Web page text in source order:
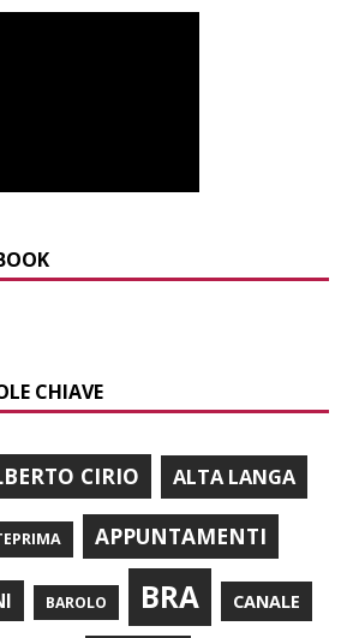
CHIAVE
CIRIO ALTA LANGA
APPUNTAMENTI
BAROLO BRA CANALE